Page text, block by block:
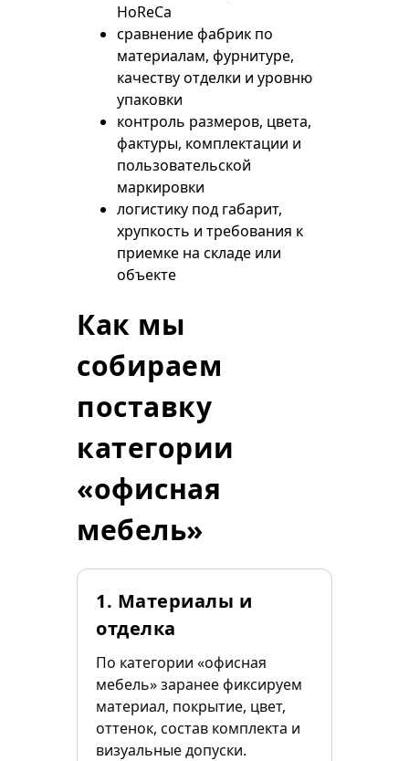
HoReCa
сравнение фабрик по
материалам, фурнитуре,
качеству отделки и уровню
упаковки
контроль размеров, цвета,
фактуры, комплектации и
пользовательской
маркировки
логистику под габарит,
хрупкость и требования к
приемке на складе или
объекте
Как мы
собираем
поставку
категории
«офисная
мебель»
1. Материалы и
отделка
По категории «офисная
мебель» заранее фиксируем
материал, покрытие, цвет,
оттенок, состав комплекта и
визуальные допуски.